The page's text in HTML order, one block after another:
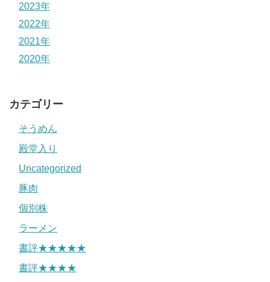
2023年
2022年
2021年
2020年
カテゴリー
そうめん
殿堂入り
Uncategorized
豚肉
個別株
ラーメン
書評★★★★★
書評★★★★